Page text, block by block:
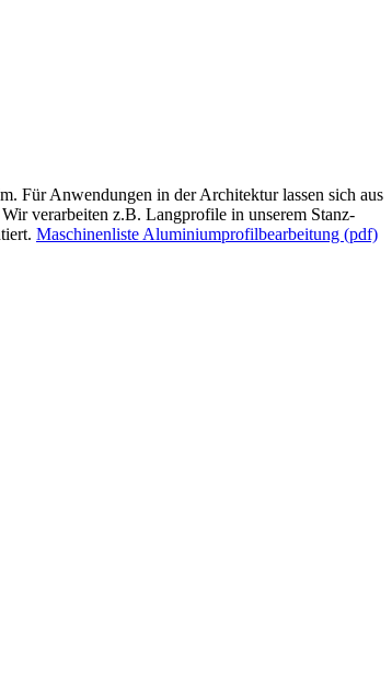
Für Anwendungen in der Architektur lassen sich aus
verarbeiten z.B. Langprofile in unserem Stanz-
Maschinenliste Aluminiumprofilbearbeitung (pdf)